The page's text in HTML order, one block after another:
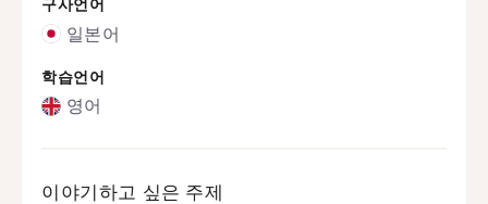
구사언어
일본어
학습언어
영어
이야기하고 싶은 주제